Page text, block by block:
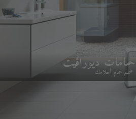
ديوراڨيتصمم حمام أحلامك